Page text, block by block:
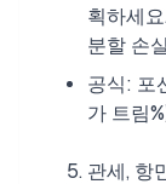
획하세
분할 손
공식: 포
가 트림
관세, 항